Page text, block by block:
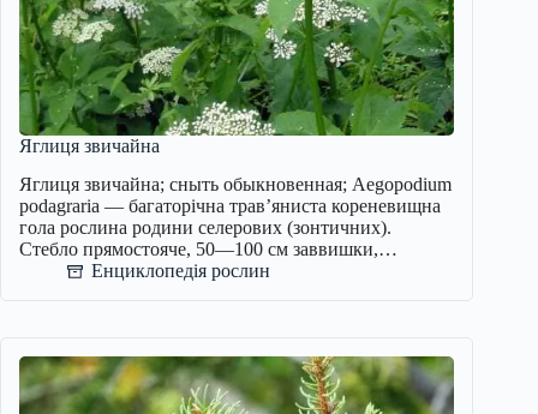
Яглиця звичайна
Яглиця звичайна; сныть обыкновенная; Aegopodium
podagraria — багаторічна трав’яниста кореневищна
гола рослина родини селерових (зонтичних).
Стебло прямостояче, 50—100 см заввишки,…
Енциклопедія рослин